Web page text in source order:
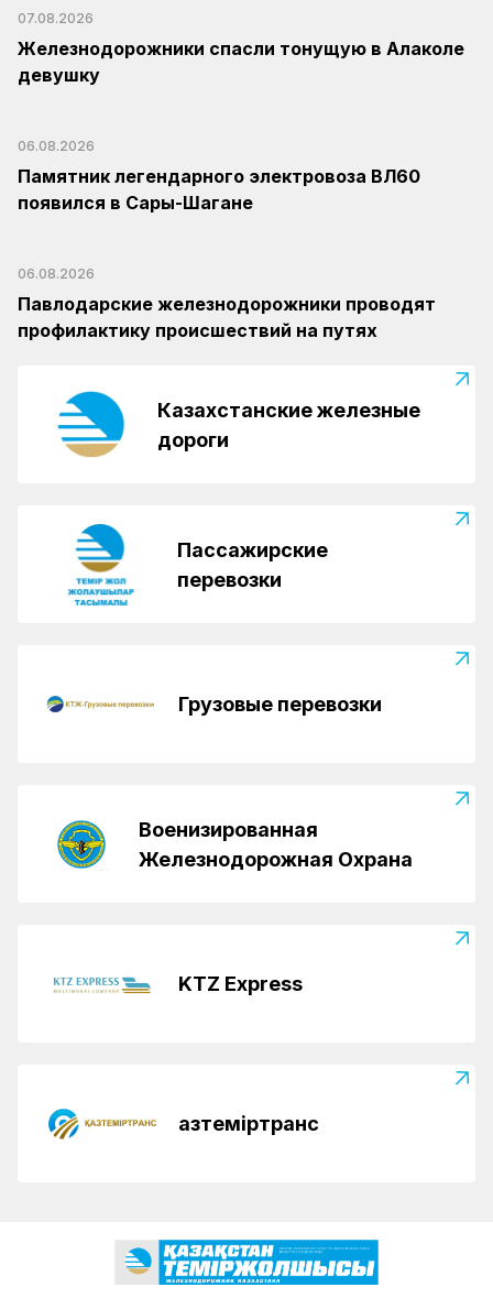
07.08.2026
Железнодорожники спасли тонущую в Алаколе
девушку
06.08.2026
Памятник легендарного электровоза ВЛ60
появился в Сары-Шагане
06.08.2026
Павлодарские железнодорожники проводят
профилактику происшествий на путях
Казахстанские железные
дороги
Пассажирские
перевозки
Грузовые перевозки
Военизированная
Железнодорожная Охрана
KTZ Express
Қазтеміртранс